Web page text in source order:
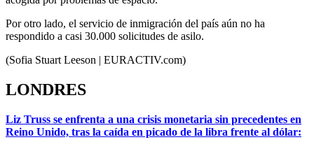
Por otro lado, el servicio de inmigración del país aún no ha
respondido a casi 30.000 solicitudes de asilo.
(Sofia Stuart Leeson | EURACTIV.com)
LONDRES
Liz Truss se enfrenta a una crisis monetaria sin precedentes en
Reino Unido, tras la caída en picado de la libra frente al dólar: